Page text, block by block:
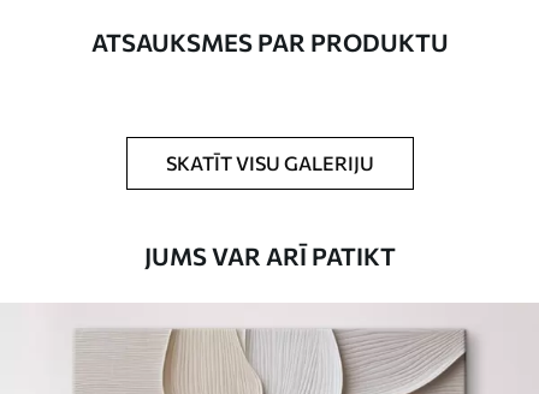
Jūs varat pievienot lakas pārklājumu.
No15.00€
ATSAUKSMES PAR PRODUKTU
SKATĪT VISU GALERIJU
JUMS VAR ARĪ PATIKT